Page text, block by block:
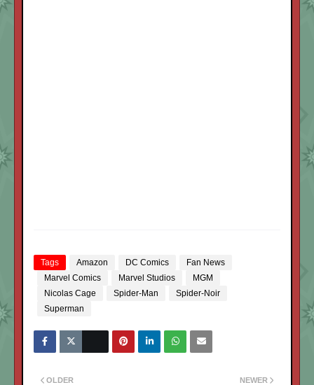
Tags Amazon DC Comics
Fan News
Marvel Comics
Marvel Studios
MGM
Nicolas Cage
Spider-Man
Spider-Noir
Superman
NEWER
OLDER